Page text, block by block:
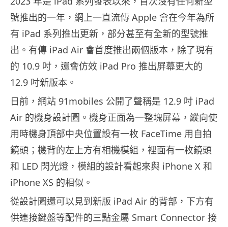
號推出的一年，網上一直流傳 Apple 會在今年為所
有 iPad 系列推出更新，部分甚至有全新的型號推
出。有傳 iPad Air 會首度推出兩個版本，除了現有
的 10.9 吋，還會仿效 iPad Pro 推出屏幕更大的
12.9 吋新版本。
日前，網站 91mobiles 公開了聲稱是 12.9 吋 iPad
Air 的機身設計圖。機身正面為一整塊屏幕，縱向使
用時機身頂部中央位置設有一枚 FaceTime 用自拍
鏡頭；機背的左上方有相機模組，裡面有一枚鏡頭
和 LED 閃光燈，模組的設計看起來與 iPhone X 和
iPhone XS 的相似。
從設計圖還可以見到新版 iPad Air 的背部，下方有
供連接鍵盤等配件的三點金屬 Smart Connector 接